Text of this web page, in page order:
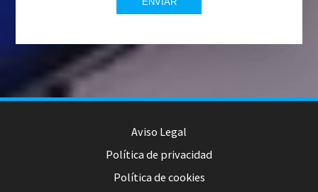
Aviso Legal
Política de privacidad
Política de cookies